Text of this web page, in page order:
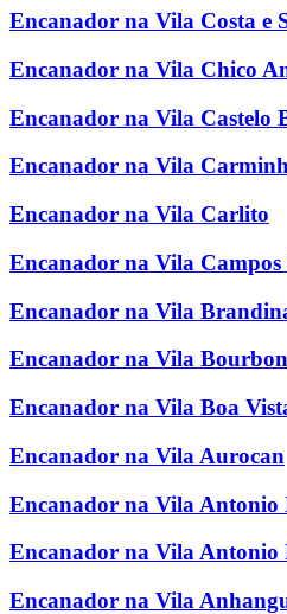
Encanador na Vila Costa e
Encanador na Vila Chico
Encanador na Vila Castelo
Encanador na Vila
Encanador na Vila Carlito
Encanador na Vila Campos
Encanador na Vila
Encanador na Vila Bourbon
Encanador na Vila Boa
Encanador na Vila Aurocan
Encanador na Vila Antonio
Encanador na Vila Antonio
Encanador na Vila